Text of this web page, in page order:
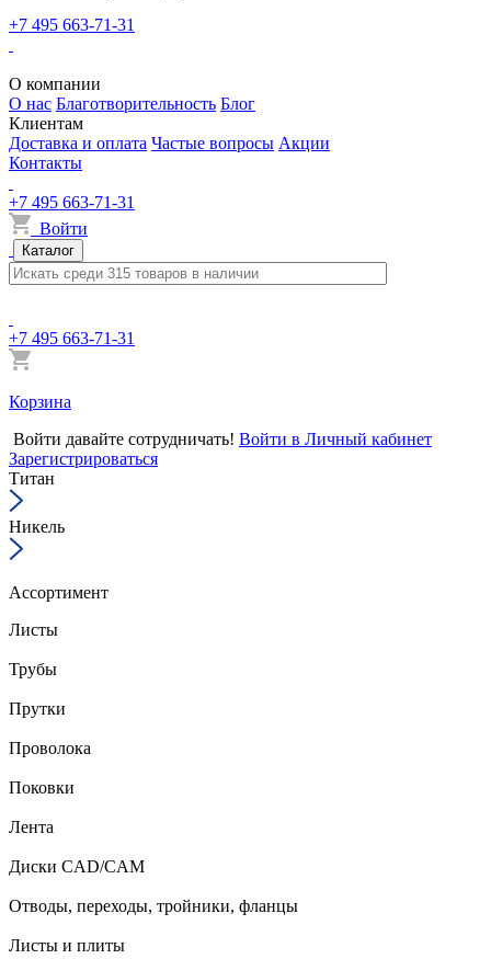
+7 495 663-71-31
О компании
О нас Благотворительность Блог
Клиентам
Доставка и оплата Частые вопросы Акции
Контакты
+7 495 663-71-31
Войти
Каталог
+7 495 663-71-31
Корзина
Войти давайте сотрудничать! Войти в Личный кабинет
Зарегистрироваться
Титан
Никель
Ассортимент
Листы
Трубы
Прутки
Проволока
Поковки
Лента
Диски CAD/CAM
Отводы, переходы, тройники, фланцы
Листы и плиты